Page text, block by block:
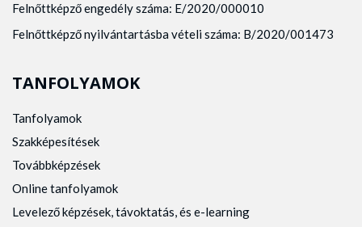
Felnőttképző engedély száma: E/2020/000010
Felnőttképző nyilvántartásba vételi száma: B/2020/001473
TANFOLYAMOK
Tanfolyamok
Szakképesítések
Továbbképzések
Online tanfolyamok
Levelező képzések, távoktatás, és e-learning